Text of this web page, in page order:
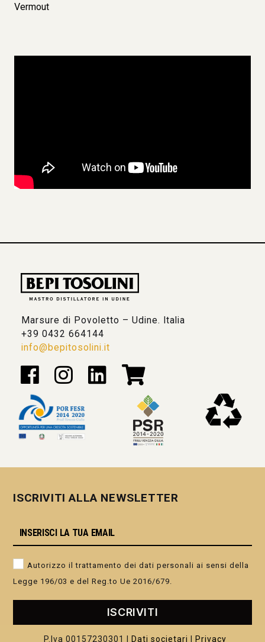
Vermout
Marsure di Povoletto – Udine. Italia
+39 0432 664144
info@bepitosolini.it
ISCRIVITI ALLA NEWSLETTER
Autorizzo il trattamento dei dati personali ai sensi della
Legge 196/03 e del Reg.to Ue 2016/679.
ISCRIVITI
P.Iva 00157230301 | Dati societari Privacy